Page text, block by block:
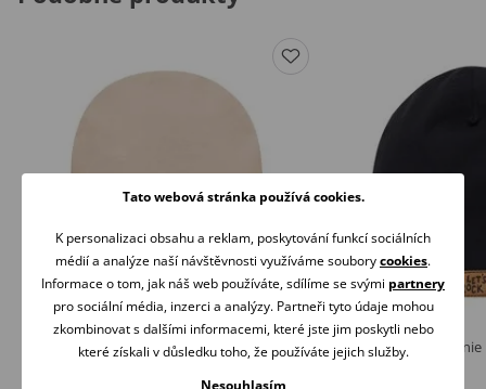
PINOKIO Čepička Lovely Day Beige PINOKIO Čepice beanie
Tato webová stránka používá cookies.
K personalizaci obsahu a reklam, poskytování funkcí sociálních
médií a analýze naší návštěvnosti využíváme souborycookies.
Informace o tom, jak náš web používáte, sdílíme se svými partnery
pro sociální média, inzerci a analýzy. Partneři tyto údaje mohou
zkombinovat s dalšími informacemi, které jste jim poskytli nebo
které získali v důsledku toho, že používáte jejich služby.
Nesouhlasím